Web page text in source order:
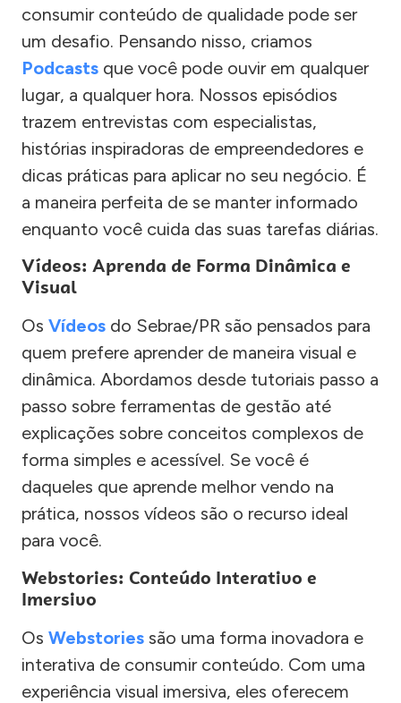
consumir conteúdo de qualidade pode ser
um desafio. Pensando nisso, criamos
Podcasts que você pode ouvir em qualquer
lugar, a qualquer hora. Nossos episódios
trazem entrevistas com especialistas,
histórias inspiradoras de empreendedores e
dicas práticas para aplicar no seu negócio. É
a maneira perfeita de se manter informado
enquanto você cuida das suas tarefas diárias.
Vídeos: Aprenda de Forma Dinâmica e
Visual
Os Vídeos do Sebrae/PR são pensados para
quem prefere aprender de maneira visual e
dinâmica. Abordamos desde tutoriais passo a
passo sobre ferramentas de gestão até
explicações sobre conceitos complexos de
forma simples e acessível. Se você é
daqueles que aprende melhor vendo na
prática, nossos vídeos são o recurso ideal
para você.
Webstories: Conteúdo Interativo e
Imersivo
Os Webstories são uma forma inovadora e
interativa de consumir conteúdo. Com uma
experiência visual imersiva, eles oferecem